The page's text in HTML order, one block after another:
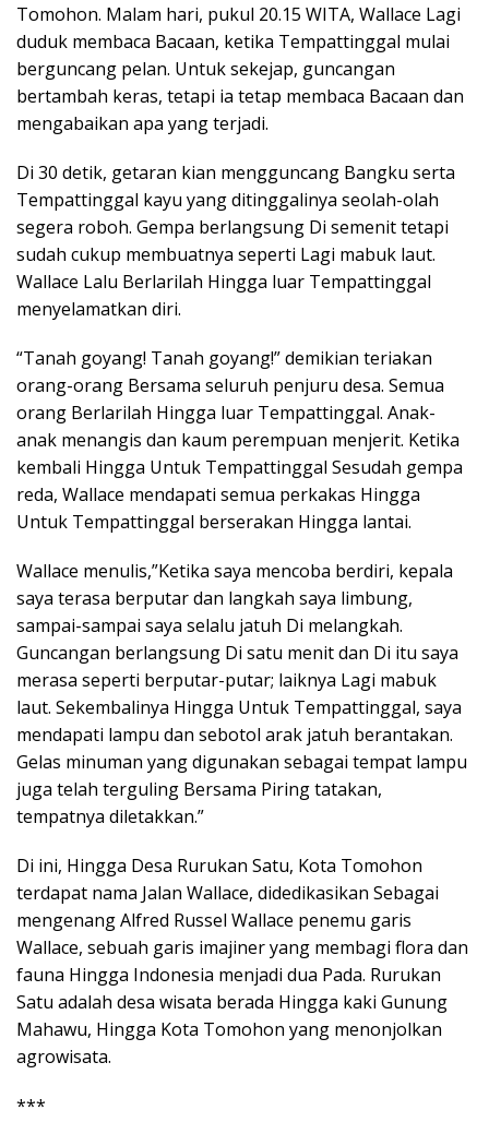
Tomohon. Malam hari, pukul 20.15 WITA, Wallace Lagi
duduk membaca Bacaan, ketika Tempattinggal mulai
berguncang pelan. Untuk sekejap, guncangan
bertambah keras, tetapi ia tetap membaca Bacaan dan
mengabaikan apa yang terjadi.
Di 30 detik, getaran kian mengguncang Bangku serta
Tempattinggal kayu yang ditinggalinya seolah-olah
segera roboh. Gempa berlangsung Di semenit tetapi
sudah cukup membuatnya seperti Lagi mabuk laut.
Wallace Lalu Berlarilah Hingga luar Tempattinggal
menyelamatkan diri.
“Tanah goyang! Tanah goyang!” demikian teriakan
orang-orang Bersama seluruh penjuru desa. Semua
orang Berlarilah Hingga luar Tempattinggal. Anak-
anak menangis dan kaum perempuan menjerit. Ketika
kembali Hingga Untuk Tempattinggal Sesudah gempa
reda, Wallace mendapati semua perkakas Hingga
Untuk Tempattinggal berserakan Hingga lantai.
Wallace menulis,”Ketika saya mencoba berdiri, kepala
saya terasa berputar dan langkah saya limbung,
sampai-sampai saya selalu jatuh Di melangkah.
Guncangan berlangsung Di satu menit dan Di itu saya
merasa seperti berputar-putar; laiknya Lagi mabuk
laut. Sekembalinya Hingga Untuk Tempattinggal, saya
mendapati lampu dan sebotol arak jatuh berantakan.
Gelas minuman yang digunakan sebagai tempat lampu
juga telah terguling Bersama Piring tatakan,
tempatnya diletakkan.”
Di ini, Hingga Desa Rurukan Satu, Kota Tomohon
terdapat nama Jalan Wallace, didedikasikan Sebagai
mengenang Alfred Russel Wallace penemu garis
Wallace, sebuah garis imajiner yang membagi flora dan
fauna Hingga Indonesia menjadi dua Pada. Rurukan
Satu adalah desa wisata berada Hingga kaki Gunung
Mahawu, Hingga Kota Tomohon yang menonjolkan
agrowisata.
***